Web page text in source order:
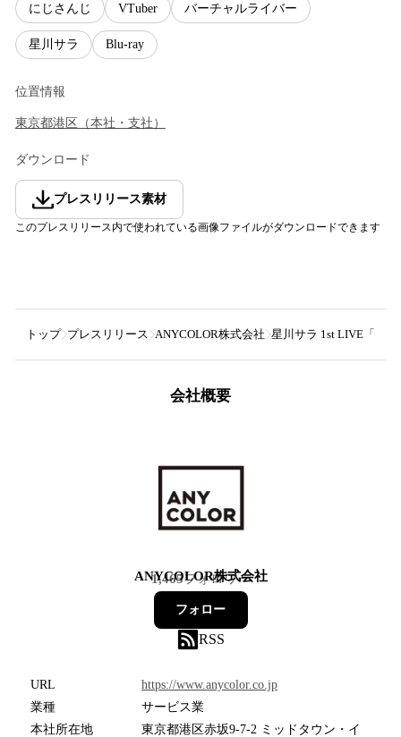
にじさんじ VTuber バーチャルライバー
星川サラ Blu-ray
位置情報
東京都港区 （本社・支社 ）
ダウンロード
プレスリリース素材
このプレスリリース内で使われている画像ファイルがダウンロードできます
トップ プレスリリース ANYCOLOR株式会社 星川サラ 1st LIVE「星
会社概要
ANYCOLOR株式会社
1,465フォロワー
フォロー
RSS
URL
https://www.anycolor.co.jp
業種
サービス業
本社所在地
東京都港区赤坂9-7-2 ミッドタウン・イ